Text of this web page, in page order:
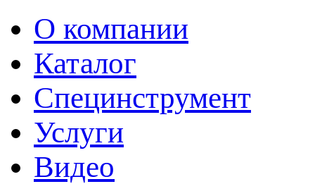
О компании
Каталог
Специнструмент
Услуги
Видео